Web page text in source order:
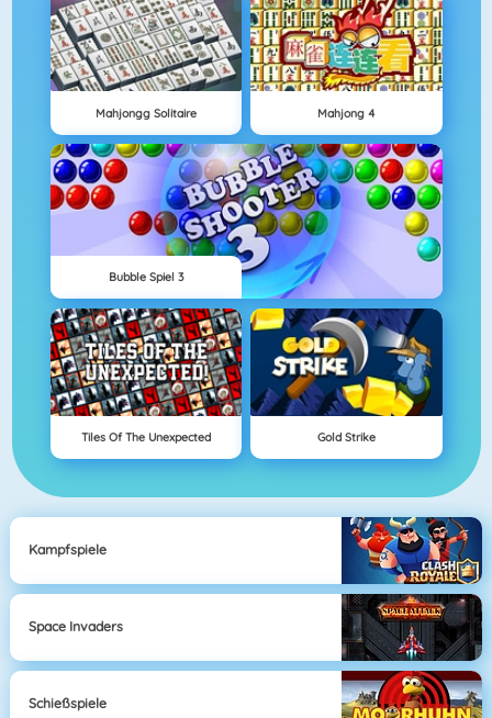
Mahjongg Solitaire Mahjong 4
Bubble Spiel 3
Tiles Of The Unexpected Gold Strike
Kampfspiele
Space Invaders
Schießspiele